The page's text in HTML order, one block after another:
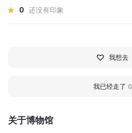
关于博物馆
0 还没有印象
我想去
我已经走了 0